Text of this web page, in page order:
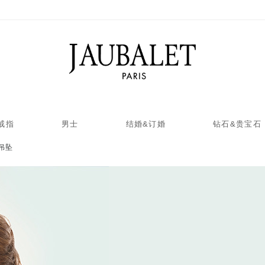
指 男士 结婚&订婚 钻石&贵宝石
坠